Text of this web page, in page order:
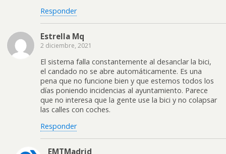
Responder
Estrella Mq
2 diciembre, 2021
El sistema falla constantemente al desanclar la bici,
el candado no se abre automáticamente. Es una
pena que no funcione bien y que estemos todos los
días poniendo incidencias al ayuntamiento. Parece
que no interesa que la gente use la bici y no colapsar
las calles con coches.
Responder
EMTMadrid